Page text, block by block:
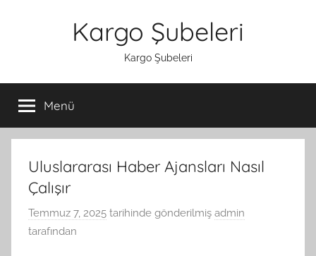
Kargo Şubeleri
Kargo Şubeleri
Menü
Uluslararası Haber Ajansları Nasıl
Çalışır
Temmuz 7, 2025 tarihinde gönderilmiş admin
tarafından